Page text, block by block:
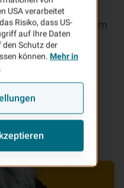
vereinbart
auch alle auf dem
So sind Sie
Dachpfanne
USA verarbeitet
Risiko, dass US-
auf Ihre Daten
den Schutz der
können. Mehr in